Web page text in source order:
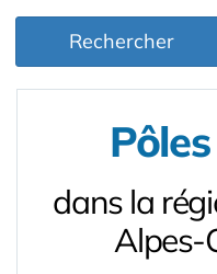
Rechercher
dans la
Alpes-